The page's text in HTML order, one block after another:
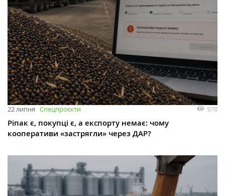
22 липня Спецпроєкти 978
Ріпак є, покупці є, а експорту немає: чому
кооперативи «застрягли» через ДАР?